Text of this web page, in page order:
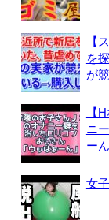
【
を
が
【
ニ
ーん
女